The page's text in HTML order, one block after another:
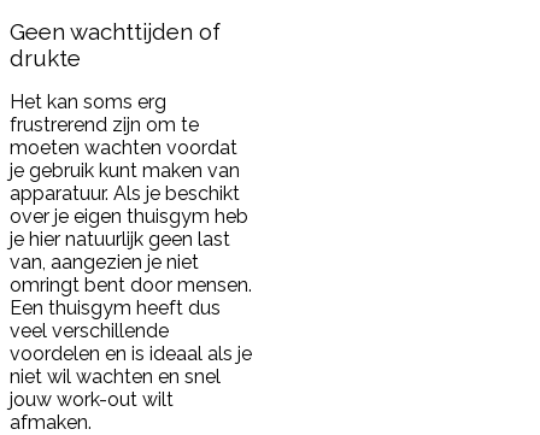
Geen wachttijden of
drukte
Het kan soms erg
frustrerend zijn om te
moeten wachten voordat
je gebruik kunt maken van
apparatuur. Als je beschikt
over je eigen thuisgym heb
je hier natuurlijk geen last
van, aangezien je niet
omringt bent door mensen.
Een thuisgym heeft dus
veel verschillende
voordelen en is ideaal als je
niet wil wachten en snel
jouw work-out wilt
afmaken.